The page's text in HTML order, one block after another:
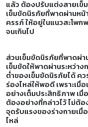
แล้ว ต้องปรับแต่งสายเข็ม
เข็มขัดนิรภัยที่พาดผ่านหน้
ครรภ์ ให้อยู่ในแนวสะโพ
จนเกินไป
ส่วนเข็มขัดนิรภัยที่พาดผ่
เข็มขัดให้พาดผ่านระหว่า
ต่ำของเข็มขัดนิรภัยได้ ค
ร่องไหล่ให้พอดี เพราะเมื่
อย่างเต็มประสิทธิภาพ เ
ต้องอย่างที่กล่าวไว้ ไม่ต้อ
จุดรับแรงของร่างกายเมื่
ไหล่